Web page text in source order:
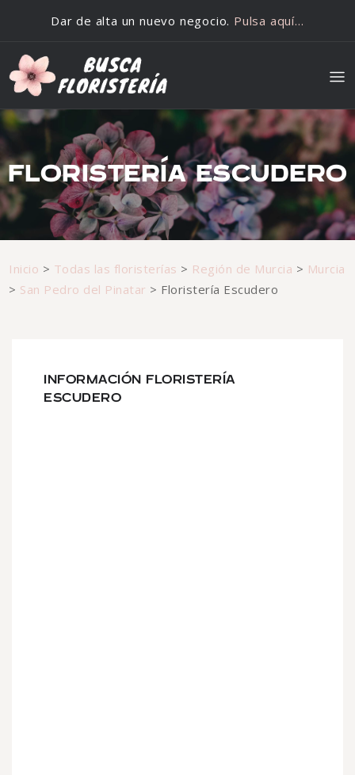
Dar de alta un nuevo negocio. Pulsa aquí…
FLORISTERÍA ESCUDERO
Inicio > Todas las floristerías > Región de Murcia > Murcia
> San Pedro del Pinatar > Floristería Escudero
INFORMACIÓN FLORISTERÍA
ESCUDERO